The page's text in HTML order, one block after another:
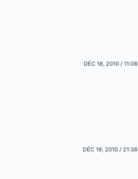
DÉC 18, 2010 / 11:08
DÉC 19, 2010 / 21:38